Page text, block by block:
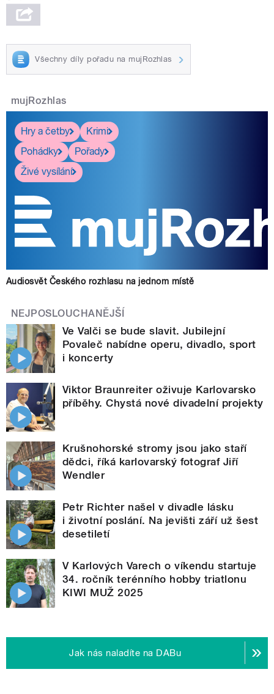
Všechny díly pořadu na mujRozhlas
mujRozhlas
Hry a četby
Krimi
Pohádky
Pořady
Živé vysílání
Audiosvět Českého rozhlasu na jednom místě
NEJPOSLOUCHANĚJŠÍ
Ve Valči se bude slavit. Jubilejní
Povaleč nabídne operu, divadlo, sport
i koncerty
Viktor Braunreiter oživuje Karlovarsko
příběhy. Chystá nové divadelní projekty
Krušnohorské stromy jsou jako staří
dědci, říká karlovarský fotograf Jiří
Wendler
Petr Richter našel v divadle lásku
i životní poslání. Na jevišti září už šest
desetiletí
V Karlových Varech o víkendu startuje
34. ročník terénního hobby triatlonu
KIWI MUŽ 2025
Jak nás naladíte na DABu